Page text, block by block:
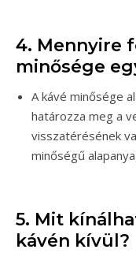
4. Mennyire
minősége
A kávé minősége
határozza meg a
visszatérésének
minőségű
5. Mit
kávén kívül?